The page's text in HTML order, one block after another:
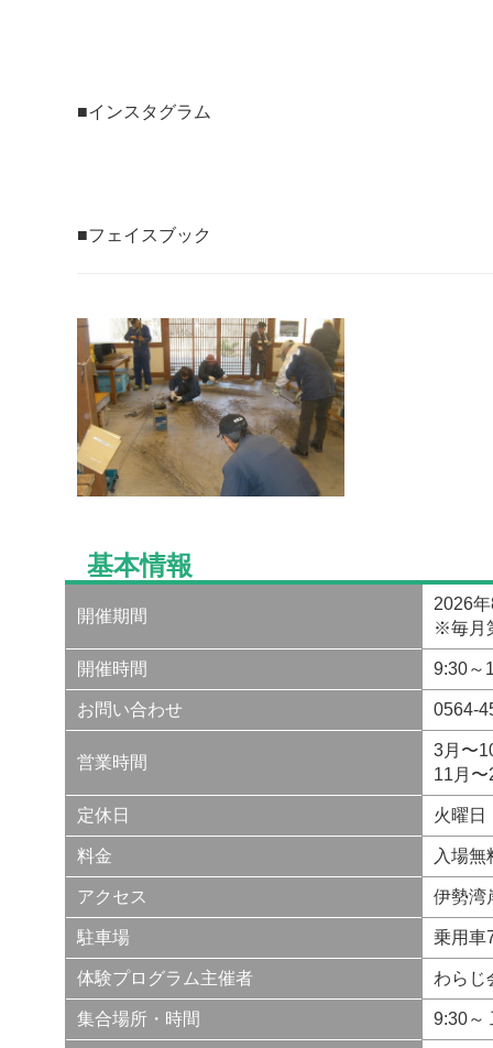
■インスタグラム
■フェイスブック
基本情報
開催期間
2026
※毎月
開催時間 9:30～
お問い合わせ 0564-
営業時間
3月〜
11月
定休日 火曜日
料金 入場
アクセス 伊勢湾
駐車場 乗用車
体験プログラム主催者 わらじ
集合場所・時間 9:30～